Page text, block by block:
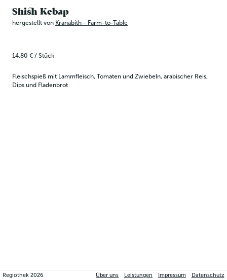
Shish Kebap
hergestellt von Kranabith - Farm-to-Table
14,80 € / Stück
Fleischspieß mit Lammfleisch, Tomaten und Zwiebeln, arabischer Reis,
Dips und Fladenbrot
Regiothek2026 Über uns Leistungen Impressum Datenschutz